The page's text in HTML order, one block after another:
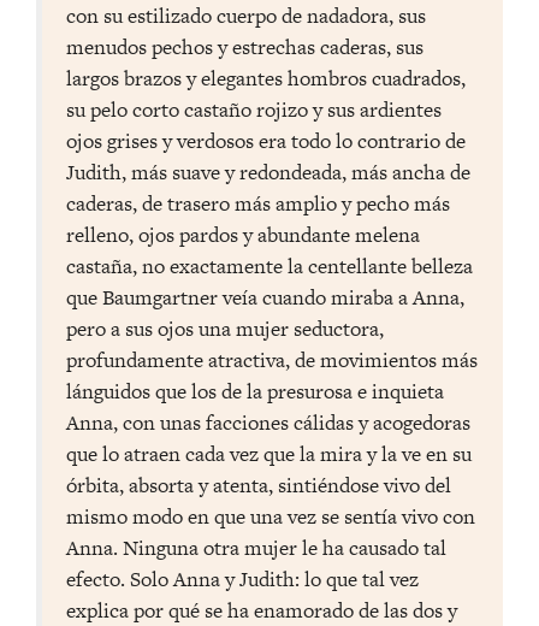
con su estilizado cuerpo de nadadora, sus
menudos pechos y estrechas caderas, sus
largos brazos y elegantes hombros cuadrados,
su pelo corto castaño rojizo y sus ardientes
ojos grises y verdosos era todo lo contrario de
Judith, más suave y redondeada, más ancha de
caderas, de trasero más amplio y pecho más
relleno, ojos pardos y abundante melena
castaña, no exactamente la centellante belleza
que Baumgartner veía cuando miraba a Anna,
pero a sus ojos una mujer seductora,
profundamente atractiva, de movimientos más
lánguidos que los de la presurosa e inquieta
Anna, con unas facciones cálidas y acogedoras
que lo atraen cada vez que la mira y la ve en su
órbita, absorta y atenta, sintiéndose vivo del
mismo modo en que una vez se sentía vivo con
Anna. Ninguna otra mujer le ha causado tal
efecto. Solo Anna y Judith: lo que tal vez
explica por qué se ha enamorado de las dos y